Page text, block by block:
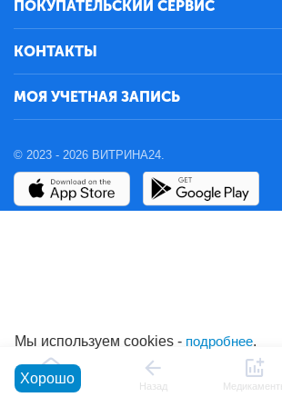
ПОКУПАТЕЛЬСКИЙ СЕРВИС
КОНТАКТЫ
МОЯ УЧЕТНАЯ ЗАПИСЬ
© 2023 - 2026 ВИТРИНА24.
Главная Назад
Мы используем cookies - подробнее.
Хорошо